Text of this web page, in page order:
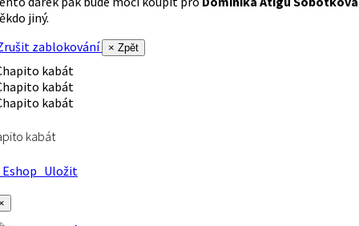
jiný.
zablokování
× Zpět
kabát
Uložit